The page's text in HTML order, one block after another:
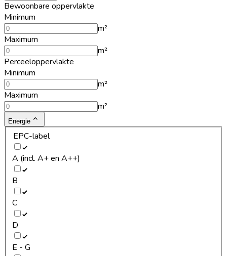
Bewoonbare oppervlakte
Minimum
m²
Maximum
m²
Perceeloppervlakte
Minimum
m²
Maximum
m²
Energie
EPC-label
A (incl. A+ en A++)
B
C
D
E - G